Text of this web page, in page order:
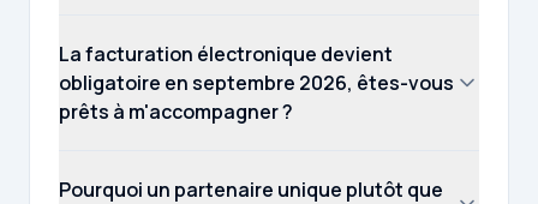
La facturation électronique devient
obligatoire en septembre 2026, êtes-vous
prêts à m'accompagner ?
Pourquoi un partenaire unique plutôt que